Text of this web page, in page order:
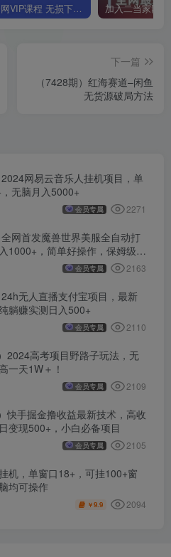
全网VIP课程 无损下载~
下一篇
（7428期）红海赛道–闲鱼
无货源破局方法
2024网易云音乐人挂机项目，单
无脑月入5000+
会员专属 2271
全网首发魔兽世界美服全自动打
1000+，简单好操作，保姆级教
会员专属 2163
24h无人直播支付宝项目，最新
躺赚实测日入500+
会员专属 2110
2024高考项目野路子玩法，无
一天1W＋！
会员专属 2109
快手掘金撸收益最新技术，高收
变现500+，小白必备项目
会员专属 2105
机，单窗口18+，可挂100+窗
均可操作
￥9.9 2094